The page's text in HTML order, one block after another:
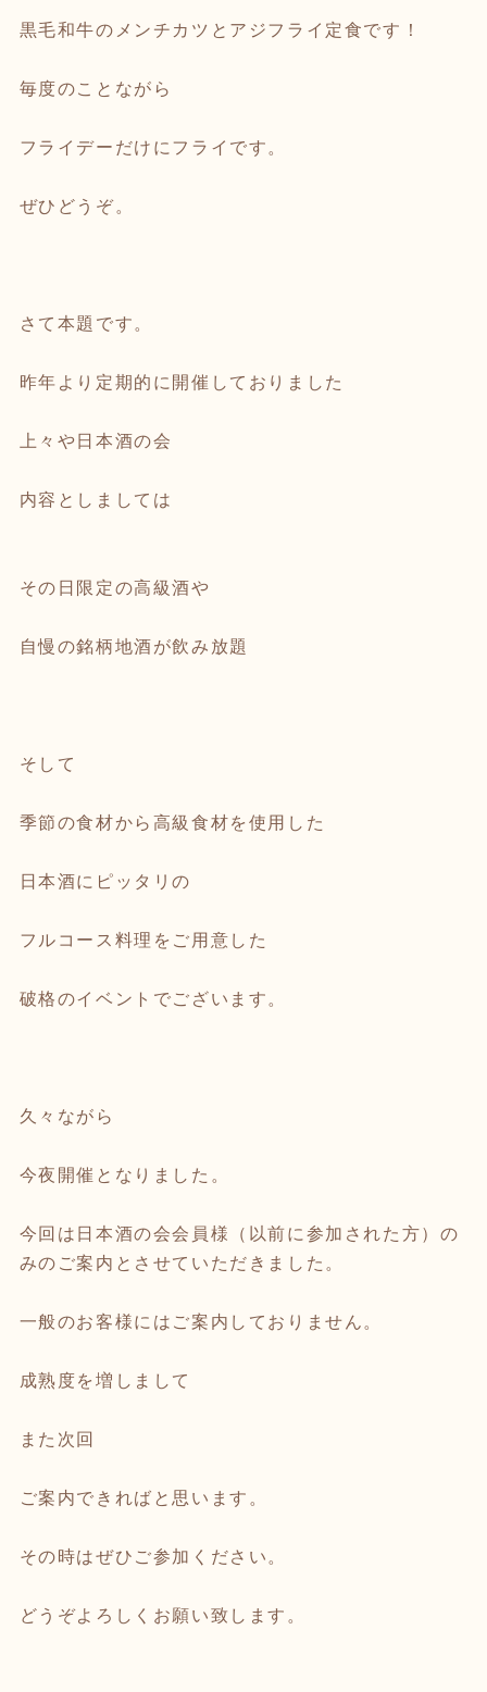
黒毛和牛のメンチカツとアジフライ定食です！
毎度のことながら
フライデーだけにフライです。
ぜひどうぞ。
さて本題です。
昨年より定期的に開催しておりました
上々や日本酒の会
内容としましては
その日限定の高級酒や
自慢の銘柄地酒が飲み放題
そして
季節の食材から高級食材を使用した
日本酒にピッタリの
フルコース料理をご用意した
破格のイベントでございます。
久々ながら
今夜開催となりました。
今回は日本酒の会会員様（以前に参加された方）の
みのご案内とさせていただきました。
一般のお客様にはご案内しておりません。
成熟度を増しまして
また次回
ご案内できればと思います。
その時はぜひご参加ください。
どうぞよろしくお願い致します。